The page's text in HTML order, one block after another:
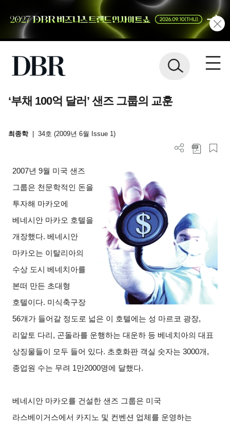
‘부채 100억 달러’ 샌즈 그룹의 교훈
최종학 34호 (2009년 6월 Issue 1)
2007년 9월 미국 샌즈
그룹은 천문학적인 돈을
투자해 마카오에
베네시안 마카오 호텔을
개장했다. 베네시안
마카오는 이탈리아의
수상 도시 베네치아를
본떠 만든 초대형
호텔이다. 미식축구장
56개가 들어갈 정도로 넓은 이 호텔에는 성 마르코 광장,
리알토 다리, 곤돌라를 운행하는 대운하 등 베네치아의 대표
상징물들이 모두 들어 있다. 초호화판 객실 숫자는 3000개,
종업원 수는 무려 1만2000명에 달했다.
베네시안 마카오를 건설한 샌즈 그룹은 미국
라스베이거스에서 카지노 및 컨벤션 업체를 운영하는